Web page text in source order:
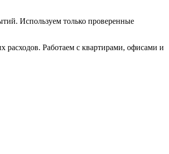
Используем только проверенные
расходов. Работаем с квартирами, офисами и